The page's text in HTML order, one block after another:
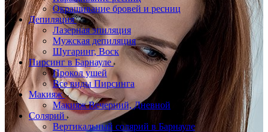
Окрашивание бровей и ресниц
Депиляция
Лазерная эпиляция
Мужская депиляция
Шугаринг, Воск
Пирсинг в Барнауле
Прокол ушей
Все виды Пирсинга
Макияж
Макияж Вечерний, Дневной
Солярий
Вертикальный солярий в Барнауле